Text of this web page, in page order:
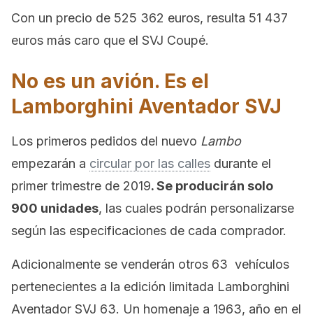
Con un precio de 525 362 euros, resulta 51 437
euros más caro que el SVJ Coupé.
No es un avión. Es el
Lamborghini Aventador SVJ
Los primeros pedidos del nuevo Lambo
empezarán a circular por las calles durante el
primer trimestre de 2019. Se producirán solo
900 unidades, las cuales podrán personalizarse
según las especificaciones de cada comprador.
Adicionalmente se venderán otros 63 vehículos
pertenecientes a la edición limitada Lamborghini
Aventador SVJ 63. Un homenaje a 1963, año en el